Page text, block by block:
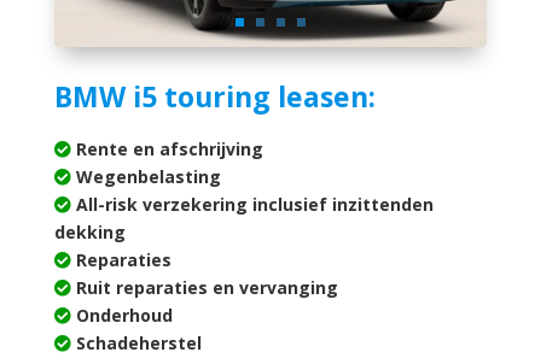
BMW i5 touring leasen:
Rente en afschrijving
Wegenbelasting
All-risk verzekering inclusief inzittenden
dekking
Reparaties
Ruit reparaties en vervanging
Onderhoud
Schadeherstel